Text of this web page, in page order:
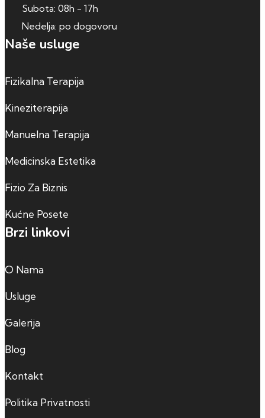
Subota: 08h - 17h
Nedelja: po dogovoru
Naše usluge
Fizikalna Terapija
Kineziterapija
Manuelna Terapija
Medicinska Estetika
Fizio Za Biznis
Kućne Posete
Brzi linkovi
O Nama
Usluge
Galerija
Blog
Kontakt
Politika Privatnosti